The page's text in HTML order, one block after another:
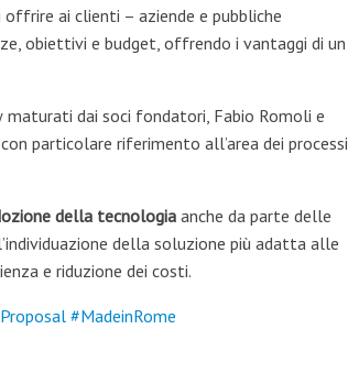
ai clienti – aziende e pubbliche
obiettivi e budget, offrendo i vantaggi di un
dai soci fondatori, Fabio Romoli e
con particolare riferimento all’area dei processi
della tecnologia anche da parte delle
della soluzione più adatta alle
e riduzione dei costi.
#MadeinRome